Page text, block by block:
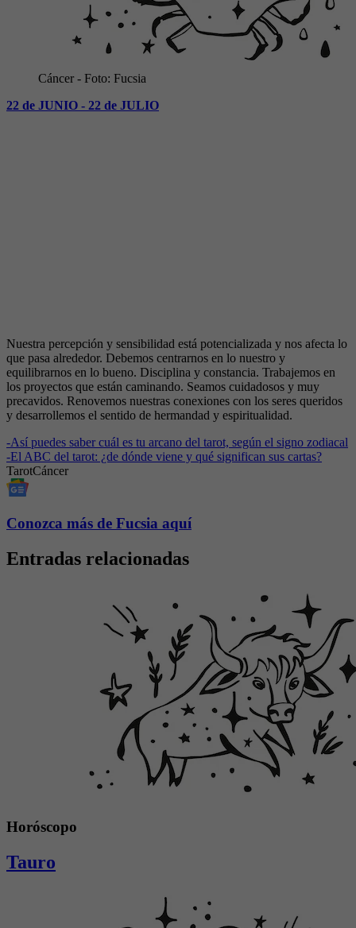
Cáncer - Foto: Fucsia
22 de JUNIO - 22 de JULIO
Nuestra percepción y sensibilidad está potencializada y nos afecta lo
que pasa alrededor. Debemos centrarnos en lo nuestro y
equilibrarnos en lo bueno. Disciplina y constancia. Trabajemos en
los proyectos que están caminando. Seamos cuidadosos y muy
precavidos. Renovemos nuestras conexiones con los seres queridos
y desarrollemos el sentido de hermandad y espiritualidad.
-Así puedes saber cuál es tu arcano del tarot, según el signo zodiacal
-El ABC del tarot: ¿de dónde viene y qué significan sus cartas?
TarotCáncer
Conozca más de Fucsia aquí
Entradas relacionadas
Horóscopo
Tauro